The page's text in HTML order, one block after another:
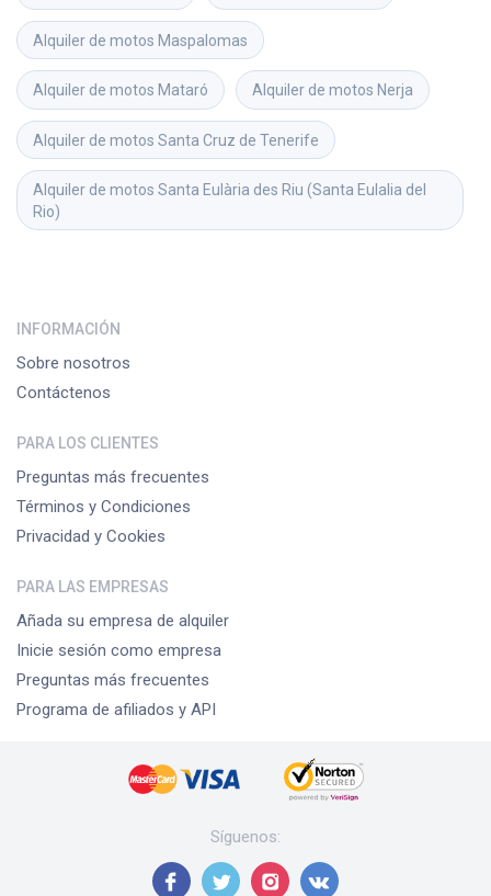
Alquiler de motos Maspalomas
Alquiler de motos Mataró Alquiler de motos Nerja
Alquiler de motos Santa Cruz de Tenerife
Alquiler de motos Santa Eulària des Riu (Santa Eulalia del
Rio)
INFORMACIÓN
Sobre nosotros
Contáctenos
PARA LOS CLIENTES
Preguntas más frecuentes
Términos y Condiciones
Privacidad y Cookies
PARA LAS EMPRESAS
Añada su empresa de alquiler
Inicie sesión como empresa
Preguntas más frecuentes
Programa de afiliados y API
Síguenos: